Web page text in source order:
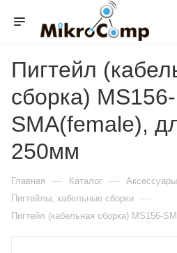
Пигтейл
сборка) MS156-
SMA(female),
250мм
Главная — Каталог — Аксессуары
Пигтейлы, кабельные сборки —
Пигтейл (кабельная сборка) MS156-